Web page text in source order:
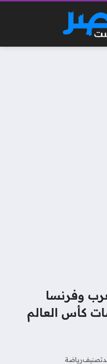
وفرنسا
كأس العالم
تصنيفرياضة